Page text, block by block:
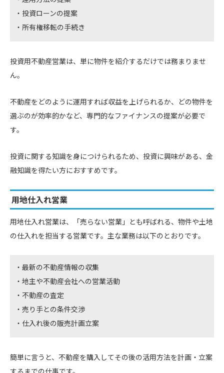
投資ローンの提案
所有権移転の手続き
投資用不動産営業は、単に物件を紹介するだけでは務まりませ
ん。
不動産をどのように運用すれば収益を上げられるか、どの物件を
選ぶのが効率的かなど、専門的なファイナンスの提案が必要で
す。
投資に関する知識を身につけられるため、投資に興味がある、金
融知識を得たい方におすすめです。
用地仕入れ営業
用地仕入れ営業は、「売らない営業」とも呼ばれる、物件や土地
の仕入れを担当する営業です。主な業務は以下のとおりです。
最新の不動産情報の収集
地主や不動産会社への営業活動
不動産の査定
売り手との条件交渉
仕入れ後の販売計画立案
簡単に言うと、不動産を購入してその後の活用方法を計画・立案